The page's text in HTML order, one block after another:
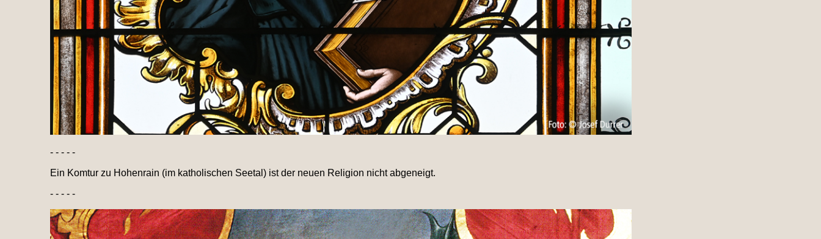
- - - - -
Ein Komtur zu Hohenrain (im katholischen Seetal) ist der neuen Religion nicht abgeneigt.
- - - - -